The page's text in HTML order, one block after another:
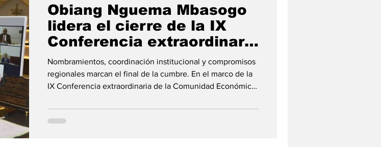
Obiang Nguema Mbasogo
lidera el cierre de la IX
Conferencia extraordinaria
de la CEEAC
Nombramientos, coordinación institucional y compromisos
regionales marcan el final de la cumbre. En el marco de la
IX Conferencia extraordinaria de la Comunidad Económica
recientemente, el Presidente de la República de Guinea
Ecuatorial, S.E. Obiang Nguema Mbasogo, clausuró